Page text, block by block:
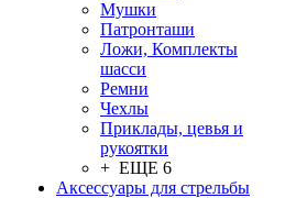
Мушки
Патронташи
Ложи, Комплекты
шасси
Ремни
Чехлы
Приклады, цевья и
рукоятки
+ ЕЩЕ 6
Аксессуары для стрельбы